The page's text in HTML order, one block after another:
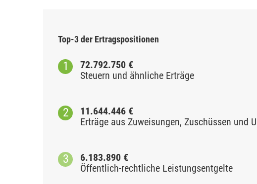
Top-3 der Ertragspositionen
72.792.750 €
Steuern und ähnliche Erträge
11.644.446 €
Erträge aus Zuweisungen, Zuschüssen und
6.183.890 €
Öffentlich-rechtliche Leistungsentgelte